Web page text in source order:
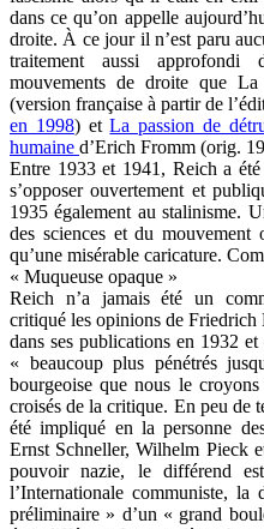
dans ce qu’on appelle
droite. À ce jour il n’est paru
traitement aussi approfondi
mouvements de droite que
(version française à partir de
en 1998) etLa passion de
humaine d’Erich Fromm (orig.
Entre 1933 et 1941, Reich a
s’opposer ouvertement et
1935 également au stalinisme.
des sciences et du mouvement
qu’une misérable caricature.
« Muqueuse opaque »
Reich n’a jamais été un
critiqué les opinions de
dans ses publications en 1932 et
« beaucoup plus pénétrés
bourgeoise que nous le
croisés de la critique. En peu de
été impliqué en la personne
Ernst Schneller, Wilhelm Pieck
pouvoir nazie, le différend
l’Internationale communiste, la
préliminaire » d’un « grand